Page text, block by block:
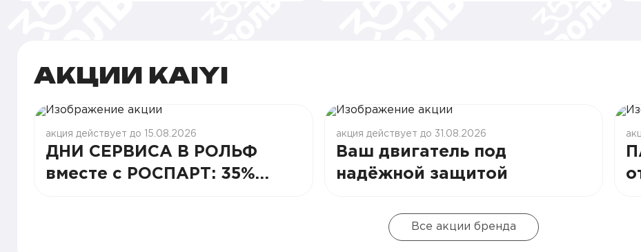
АКЦИИ KAIYI
акция действует до 15.08.2026
ДНИ СЕРВИСА В РОЛЬФ
вместе с РОСПАРТ: 35%
акция действует до 31.08.2026
Ваш двигатель под
надёжной защитой
Все акции бренда